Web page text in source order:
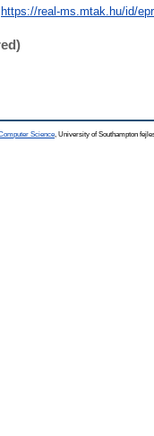
https://real-ms.mtak.hu/id/
Science , University of Southampton